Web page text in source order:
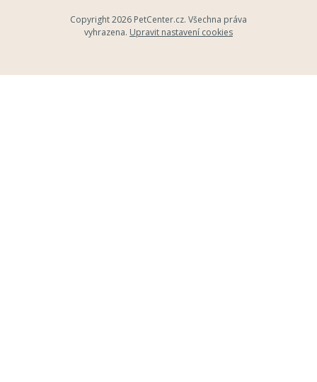
Copyright 2026 PetCenter.cz. Všechna práva
vyhrazena. Upravit nastavení cookies